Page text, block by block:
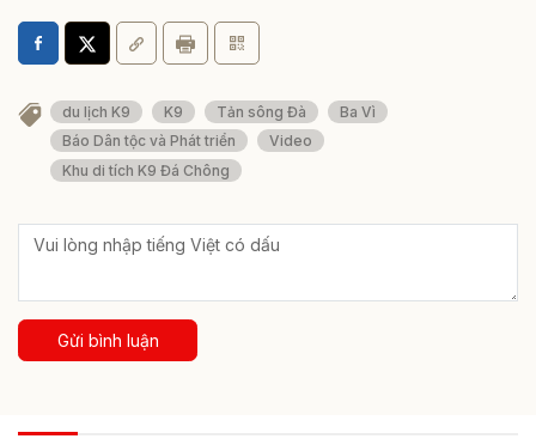
du lịch K9 K9 Tản sông Đà
Ba Vì
Báo Dân tộc và Phát triển
Video
Khu di tích K9 Đá Chông
Gửi bình luận